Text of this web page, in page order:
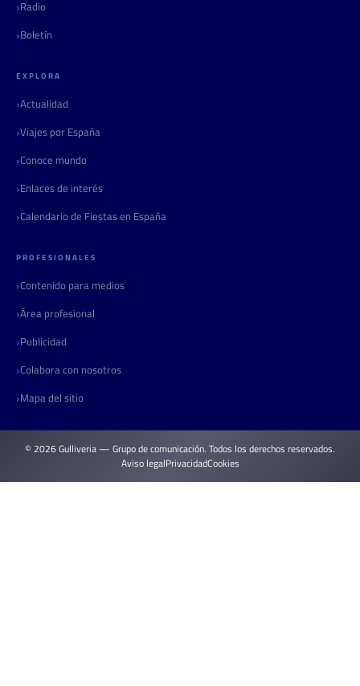
Radio
Boletín
EXPLORA
Actualidad
Viajes por España
Conoce mundo
Enlaces de interés
Calendario de Fiestas en España
PROFESIONALES
Contenido para medios
Área profesional
Publicidad
Colabora con nosotros
Mapa del sitio
© 2026 Gulliveria — Grupo de comunicación. Todos los derechos reservados.
Aviso legalPrivacidadCookies